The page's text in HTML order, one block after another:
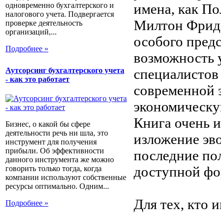
одновременно бухгалтерского и
налогового учета. Подвергается
проверке деятельность
организаций,...
Подробнее »
Аутсорсинг бухгалтерского учета
- как это работает
Бизнес, о какой бы сфере
деятельности речь ни шла, это
инструмент для получения
прибыли. Об эффективности
данного инструмента же можно
говорить только тогда, когда
компании используют собственные
ресурсы оптимально. Одним...
Подробнее »
имена, как
Милтон
особого
возможность
современной
Книга очень
изложение
последние
доступной
Для тех, кто